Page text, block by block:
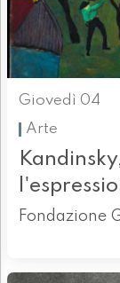
Giovedì 04
Arte
Fondazione